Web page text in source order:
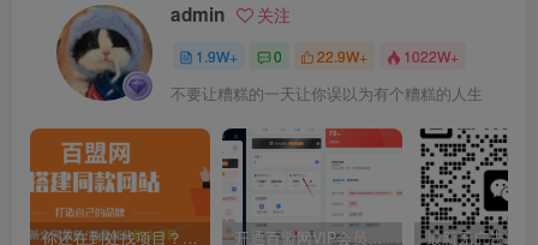
admin 关注
1.9W+ 0 22.9W+ 1022W+
不要让糟糕的一天让你误以为有个糟糕的人生
你还在到处找项目？还在当韭菜？我靠卖项目一个月收入5万+，曾经我也是个失败者。 开通百盟网VIP会员，尊享全站资源免费下载，享70%的推广提成！！【限时五折优惠】